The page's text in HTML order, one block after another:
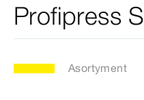
Profipress S
Asortyment